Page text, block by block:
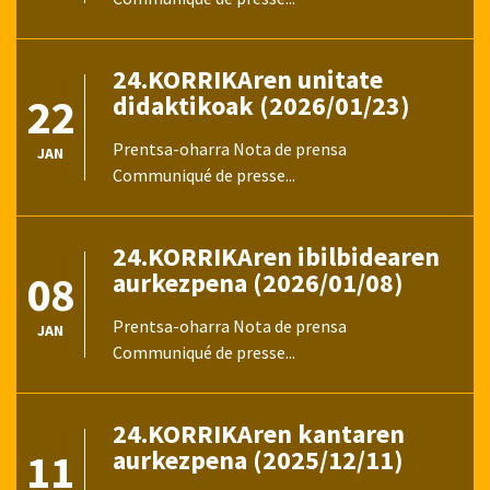
22
JAN
24.KORRIKAren unitate
didaktikoak (2026/01/23)
Prentsa-oharra Nota de prensa
Communiqué de presse...
08
JAN
24.KORRIKAren ibilbidearen
aurkezpena (2026/01/08)
Prentsa-oharra Nota de prensa
Communiqué de presse...
11
24.KORRIKAren kantaren
aurkezpena (2025/12/11)